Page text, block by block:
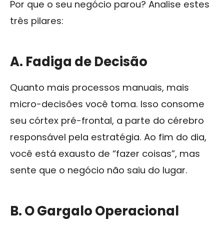
Por que o seu negócio parou? Analise estes
três pilares:
A. Fadiga de Decisão
Quanto mais processos manuais, mais
micro-decisões você toma. Isso consome
seu córtex pré-frontal, a parte do cérebro
responsável pela estratégia. Ao fim do dia,
você está exausto de “fazer coisas”, mas
sente que o negócio não saiu do lugar.
B. O Gargalo Operacional